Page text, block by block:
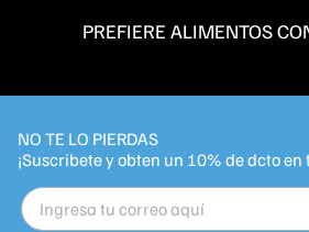
PREFIERE ALIMENTOS
NO TE LO PIERDAS